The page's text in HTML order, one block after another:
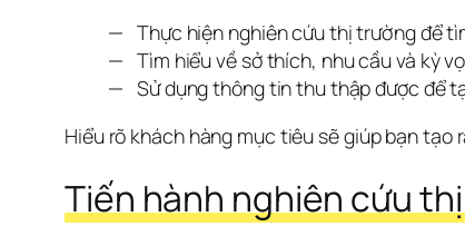
Thực hiện nghiên cứu thị trường để
Tìm hiểu về sở thích, nhu cầu và kỳ
Sử dụng thông tin thu thập được để
Hiểu rõ khách hàng mục tiêu sẽ giúp bạn
Tiến hành nghiên cứu